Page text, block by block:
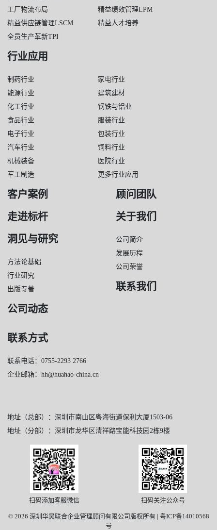
工厂物流布局
精益供应链管理LSCM
全员生产革新TPI
精益绩效管理LPM
精益人才培养
行业应用
制药行业
能源行业
化工行业
食品行业
电子行业
汽车行业
机械装备
军工制造
家电行业
建筑建材
钢铁与铝业
服装行业
包装行业
饲料行业
医院行业
更多行业应用
客户案例
走进标杆
洞见与研究
方法论基础
行业研究
出版专著
公司动态
顾问团队
关于我们
公司简介
发展历程
公司荣誉
联系我们
联系方式
联系电话：0755-2293 2766
企业邮箱：hh@huahao-china.cn
地址（总部）：深圳市南山区粤海街道保利大厦1503-06
地址（分部）：深圳市龙华区清祥路宝能科技园2栋9楼
扫码添加客服微信 扫码关注公众号
© 2026 深圳华昊联合企业管理顾问有限公司版权所有 | 粤ICP备14010568
号